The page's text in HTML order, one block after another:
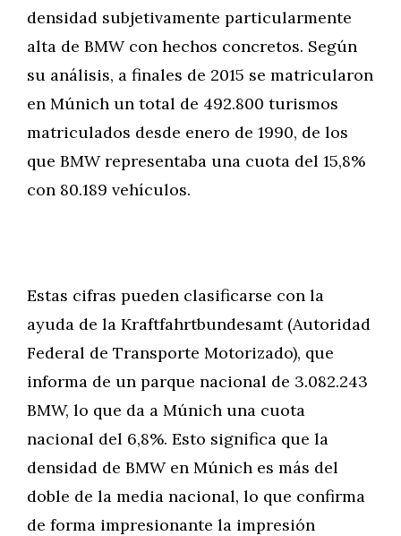
densidad subjetivamente particularmente
alta de BMW con hechos concretos. Según
su análisis, a finales de 2015 se matricularon
en Múnich un total de 492.800 turismos
matriculados desde enero de 1990, de los
que BMW representaba una cuota del 15,8%
con 80.189 vehículos.
Estas cifras pueden clasificarse con la
ayuda de la Kraftfahrtbundesamt (Autoridad
Federal de Transporte Motorizado), que
informa de un parque nacional de 3.082.243
BMW, lo que da a Múnich una cuota
nacional del 6,8%. Esto significa que la
densidad de BMW en Múnich es más del
doble de la media nacional, lo que confirma
de forma impresionante la impresión